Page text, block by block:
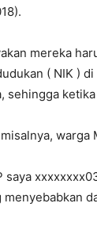
mereka
( NIK )
sehingga
warga
saya